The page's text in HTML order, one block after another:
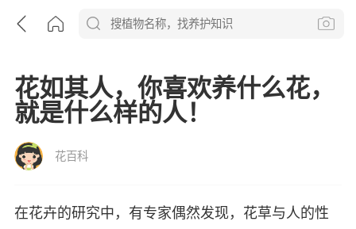
花如其人，你喜欢养什么花，
就是什么样的人！
花百科
在花卉的研究中，有专家偶然发现，花草与人的性